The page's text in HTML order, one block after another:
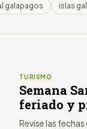
galapagos islas
TURISMO
Semana
feriado y
Revise las